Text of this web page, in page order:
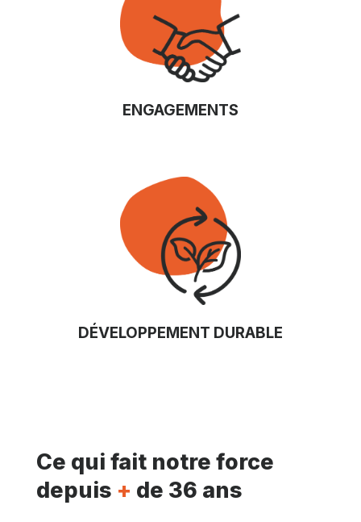
ENGAGEMENTS
DÉVELOPPEMENT DURABLE
Ce qui fait notre force
depuis + de 36 ans